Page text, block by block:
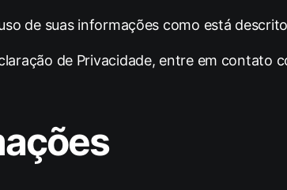
de suas informações como está
de Privacidade, entre em contato